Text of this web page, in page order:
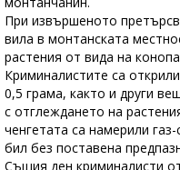
При извършеното
вила в монтанската
растения от вида на
Криминалистите са
0,5 грама, както и други
с отглеждането на
ченгетата са намерили
бил без поставена
Същия ден криминалисти